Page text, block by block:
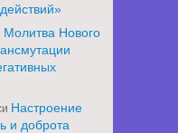
Молитва Нового
Настроение
и доброта